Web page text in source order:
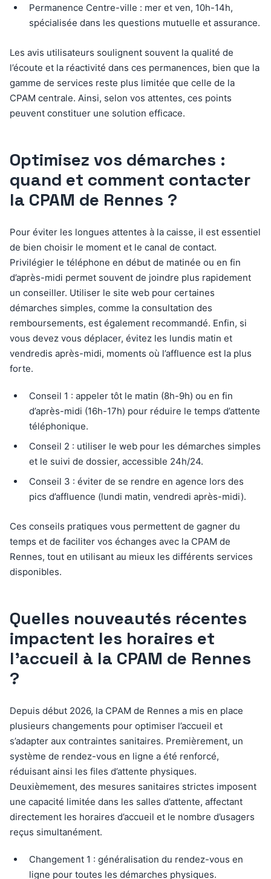
Permanence Centre-ville : mer et ven, 10h-14h,
spécialisée dans les questions mutuelle et assurance.
Les avis utilisateurs soulignent souvent la qualité de
l’écoute et la réactivité dans ces permanences, bien que la
gamme de services reste plus limitée que celle de la
CPAM centrale. Ainsi, selon vos attentes, ces points
peuvent constituer une solution efficace.
Optimisez vos démarches :
quand et comment contacter
la CPAM de Rennes ?
Pour éviter les longues attentes à la caisse, il est essentiel
de bien choisir le moment et le canal de contact.
Privilégier le téléphone en début de matinée ou en fin
d’après-midi permet souvent de joindre plus rapidement
un conseiller. Utiliser le site web pour certaines
démarches simples, comme la consultation des
remboursements, est également recommandé. Enfin, si
vous devez vous déplacer, évitez les lundis matin et
vendredis après-midi, moments où l’affluence est la plus
forte.
Conseil 1 : appeler tôt le matin (8h-9h) ou en fin
d’après-midi (16h-17h) pour réduire le temps d’attente
téléphonique.
Conseil 2 : utiliser le web pour les démarches simples
et le suivi de dossier, accessible 24h/24.
Conseil 3 : éviter de se rendre en agence lors des
pics d’affluence (lundi matin, vendredi après-midi).
Ces conseils pratiques vous permettent de gagner du
temps et de faciliter vos échanges avec la CPAM de
Rennes, tout en utilisant au mieux les différents services
disponibles.
Quelles nouveautés récentes
impactent les horaires et
l’accueil à la CPAM de Rennes
?
Depuis début 2026, la CPAM de Rennes a mis en place
plusieurs changements pour optimiser l’accueil et
s’adapter aux contraintes sanitaires. Premièrement, un
système de rendez-vous en ligne a été renforcé,
réduisant ainsi les files d’attente physiques.
Deuxièmement, des mesures sanitaires strictes imposent
une capacité limitée dans les salles d’attente, affectant
directement les horaires d’accueil et le nombre d’usagers
reçus simultanément.
Changement 1 : généralisation du rendez-vous en
ligne pour toutes les démarches physiques.